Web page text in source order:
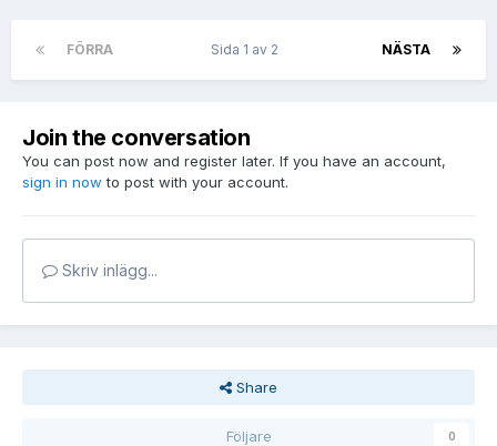
FÖRRA NÄSTA
Sida 1 av 2
Join the conversation
You can post now and register later. If you have an account,
sign in now to post with your account.
Skriv inlägg...
Share
Följare 0